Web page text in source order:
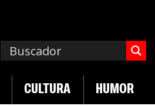
CULTURA HUMOR